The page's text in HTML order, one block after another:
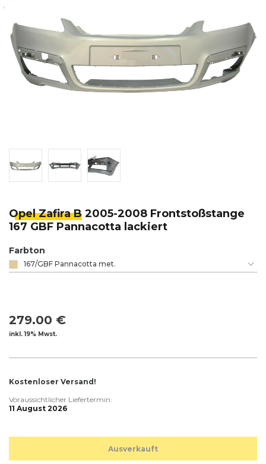
Opel Zafira B 2005-2008 Frontstoßstange
167 GBF Pannacotta lackiert
Farbton
167/GBF Pannacotta met.
279.00 €
inkl. 19% Mwst.
Kostenloser Versand!
Voraussichtlicher Liefertermin:
11 August 2026
Ausverkauft